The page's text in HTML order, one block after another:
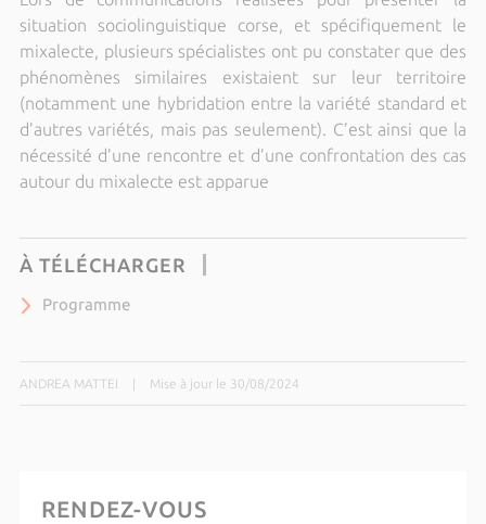
situation sociolinguistique corse, et spécifiquement le
mixalecte, plusieurs spécialistes ont pu constater que des
phénomènes similaires existaient sur leur territoire
(notamment une hybridation entre la variété standard et
d’autres variétés, mais pas seulement). C’est ainsi que la
nécessité d’une rencontre et d’une confrontation des cas
autour du mixalecte est apparue
À TÉLÉCHARGER
Programme
ANDREA MATTEI Mise à jour le 30/08/2024
RENDEZ-VOUS